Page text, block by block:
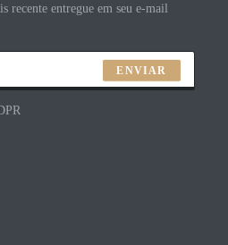
recente entregue em seu e-mail
ENVIAR